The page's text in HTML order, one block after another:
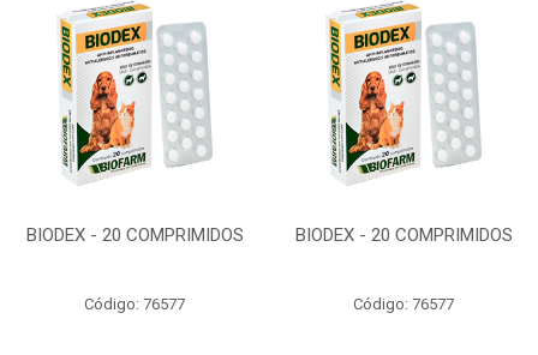
BIODEX - 20 COMPRIMIDOS
Código: 76577
BIODEX - 20 COMPRIMIDOS
Código: 76577